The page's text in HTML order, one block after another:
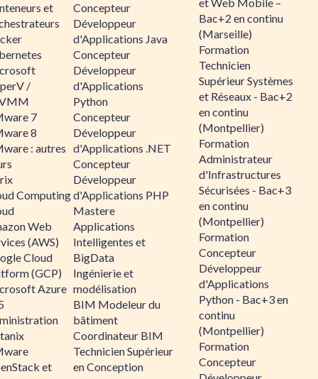
et
/
7
8
: autres
Computing
Web
(AWS)
Cloud
(GCP)
Azure
et
Concepteur
Développeur
d'Applications Java
Concepteur
Développeur
d'Applications
Python
Concepteur
Développeur
d'Applications .NET
Concepteur
Développeur
d'Applications PHP
Mastere
Applications
Intelligentes et
BigData
Ingénierie et
modélisation
BIM Modeleur du
bâtiment
Coordinateur BIM
Technicien Supérieur
en Conception
Bac+2 en continu
(Marseille)
Formation
Technicien
Supérieur Systèmes
et Réseaux - Bac+2
en continu
(Montpellier)
Formation
Administrateur
d'Infrastructures
Sécurisées - Bac+3
en continu
(Montpellier)
Formation
Concepteur
Développeur
d'Applications
Python - Bac+3 en
continu
(Montpellier)
Formation
Concepteur